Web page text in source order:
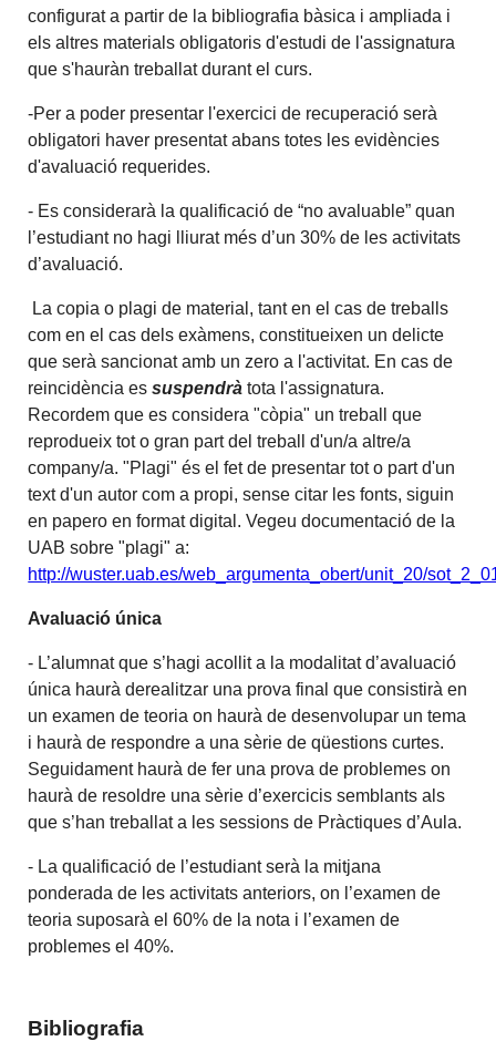
configurat a partir de la bibliografia bàsica i ampliada i
els altres materials obligatoris d'estudi de l'assignatura
que s'hauràn treballat durant el curs.
-Per a poder presentar l'exercici de recuperació serà
obligatori haver presentat abans totes les evidències
d'avaluació requerides.
- Es considerarà la qualificació de“no avaluable” quan
l’estudiant no hagi lliurat més d’un 30% de les activitats
d’avaluació.
La copia o plagi de material, tant en el cas de treballs
com en el cas dels exàmens, constitueixen un delicte
que serà sancionat amb un zero a l'activitat. En cas de
reincidència es suspendrà tota l'assignatura.
Recordem que es considera "còpia" un treball que
reprodueix tot o gran part del treball d'un/a altre/a
company/a. "Plagi" és el fet de presentar tot o part d'un
text d'un autor com a propi, sense citar les fonts, siguin
en papero en format digital. Vegeu documentació de la
UAB sobre "plagi" a:
http://wuster.uab.es/web_argumenta_obert/unit_20/
Avaluació única
- L’alumnat que s’hagi acollit a la modalitat d’avaluació
única haurà derealitzar una prova final que consistirà en
un examen de teoria on haurà de desenvolupar un tema
i haurà de respondre a una sèrie de qüestions curtes.
Seguidament haurà de fer una prova de problemes on
haurà de resoldre una sèrie d’exercicis semblants als
que s’han treballat a les sessions de Pràctiques d’Aula.
- La qualificació de l’estudiant serà la mitjana
ponderada de les activitats anteriors, on l’examen de
teoria suposarà el 60% de la nota i l’examen de
problemes el 40%.
Bibliografia